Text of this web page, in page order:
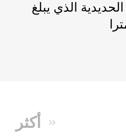
الذي يبلغ
أكثر